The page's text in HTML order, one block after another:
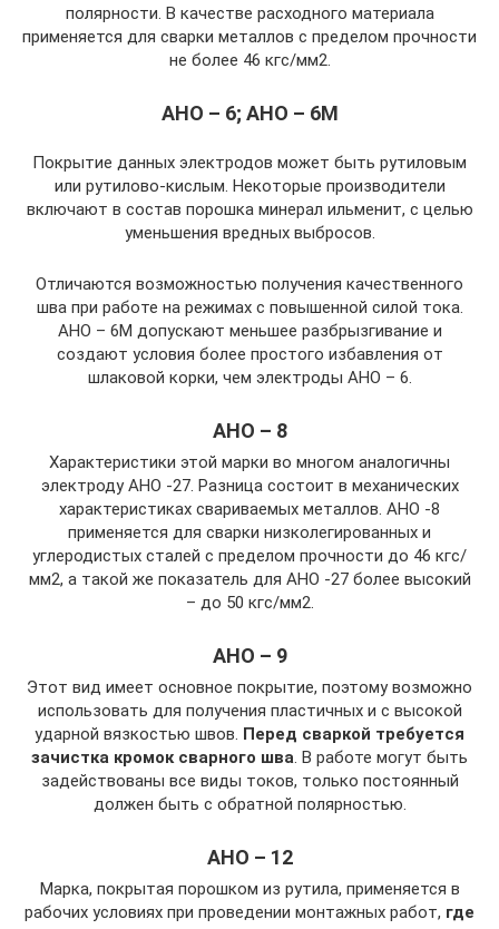
полярности. В качестве расходного материала
применяется для сварки металлов с пределом прочности
не более 46 кгс/мм2.
АНО – 6; АНО – 6М
Покрытие данных электродов может быть рутиловым
или рутилово-кислым. Некоторые производители
включают в состав порошка минерал ильменит, с целью
уменьшения вредных выбросов.
Отличаются возможностью получения качественного
шва при работе на режимах с повышенной силой тока.
АНО – 6М допускают меньшее разбрызгивание и
создают условия более простого избавления от
шлаковой корки, чем электроды АНО – 6.
АНО – 8
Характеристики этой марки во многом аналогичны
электроду АНО -27. Разница состоит в механических
характеристиках свариваемых металлов. АНО -8
применяется для сварки низколегированных и
углеродистых сталей с пределом прочности до 46 кгс/
мм2, а такой же показатель для АНО -27 более высокий
– до 50 кгс/мм2.
АНО – 9
Этот вид имеет основное покрытие, поэтому возможно
использовать для получения пластичных и с высокой
ударной вязкостью швов. Перед сваркой требуется
зачистка кромок сварного шва. В работе могут быть
задействованы все виды токов, только постоянный
должен быть с обратной полярностью.
АНО – 12
Марка, покрытая порошком из рутила, применяется в
рабочих условиях при проведении монтажных работ, где